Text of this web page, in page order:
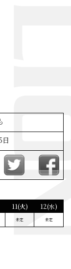
日
11(火)
未定
12(水)
未定